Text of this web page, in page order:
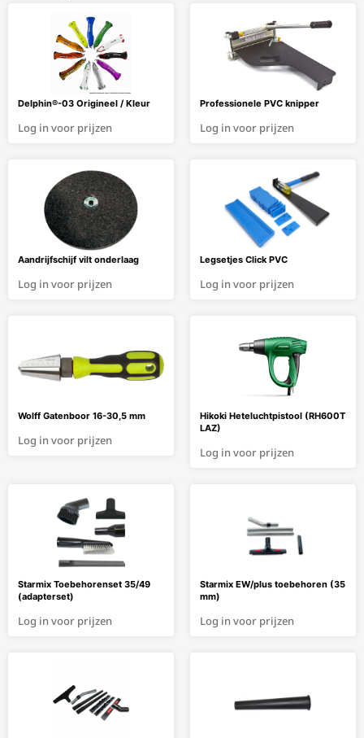
Delphin®-03 Origineel / Kleur
Log in voor prijzen
Professionele PVC knipper
Log in voor prijzen
Aandrijfschijf vilt onderlaag
Log in voor prijzen
Legsetjes Click PVC
Log in voor prijzen
Wolff Gatenboor 16-30,5 mm
Log in voor prijzen
Hikoki Heteluchtpistool (RH600T
LAZ)
Log in voor prijzen
Starmix Toebehorenset 35/49
(adapterset)
Log in voor prijzen
Starmix EW/plus toebehoren (35
mm)
Log in voor prijzen